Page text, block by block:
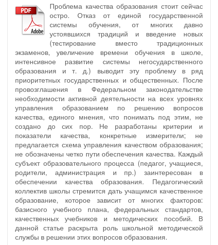
Проблема качества образования стоит сейчас
остро. Отказ от единой государственной
системы обучения, от многих давно
устоявшихся традиций и введение новых
(тестирование вместо традиционных
экзаменов, увеличение времени обучения в школе,
интенсивное развитие системы негосударственного
образования и т. д.) выводит эту проблему в ряд
приоритетных государственных и общественных. После
провозглашения в Федеральном законодательстве
необходимости активной деятельности на всех уровнях
управления образованием по решению вопросов
качества, единого мнения, что понимать под этим, не
создано до сих пор. Не разработаны критерии и
показатели качества, конкретные измерители; не
предлагается схема управления качеством образования;
не обозначены четко пути обеспечения качества. Каждый
субъект образовательного процесса (педагог, учащиеся,
родители, администрация и пр.) заинтересован в
обеспечении качества образования. Педагогический
коллектив школы стремится дать учащимся качественное
образование, которое зависит от многих факторов:
базисного учебного плана, федеральных стандартов,
качественных учебников и методических пособий. В
данной статье раскрыта роль школьной методической
службы в решении этих вопросов образования.